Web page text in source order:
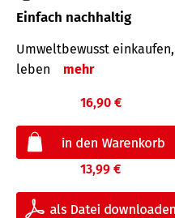
Einfach nachhaltig
Umweltbewusst
leben
mehr
16,90 €
13,99 €